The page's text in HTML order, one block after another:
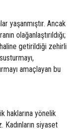
yaşanmıştır. Ancak
olağanlaştırıldığı;
getirildiği zehirli
amaçlayan bu
haklarına yönelik
siyaset